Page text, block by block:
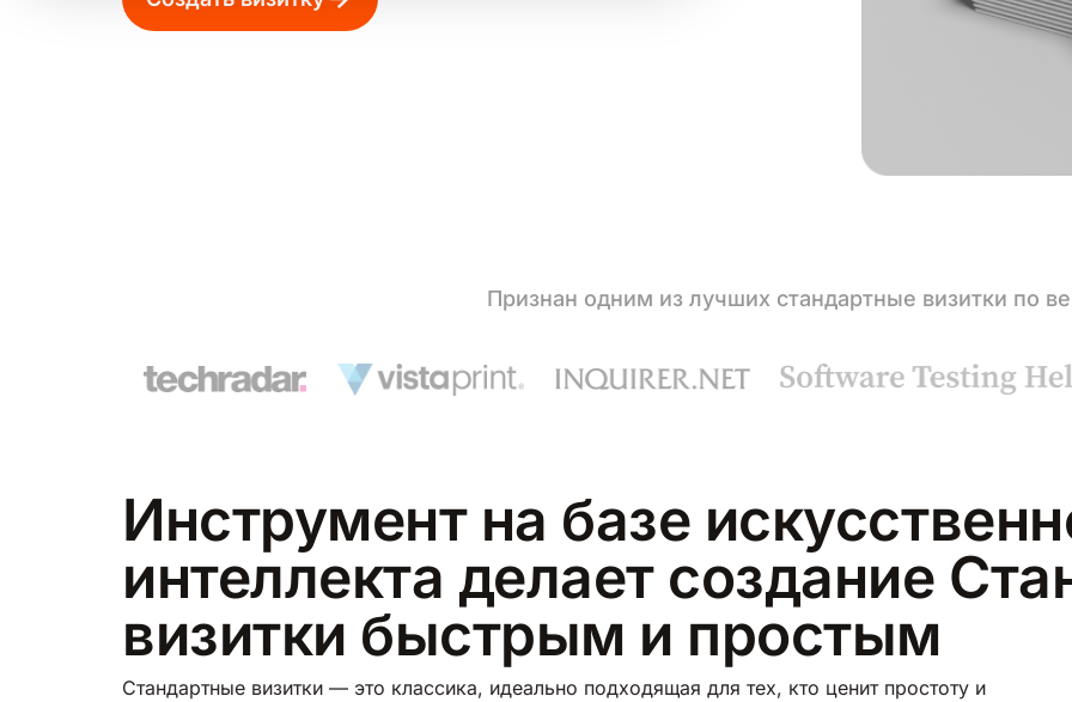
Признан одним из лучших стандартные визитки по
Инструмент на базе
интеллекта делает создание
визитки быстрым и простым
Стандартные визитки — это классика, идеально подходящая для тех, кто ценит простоту и